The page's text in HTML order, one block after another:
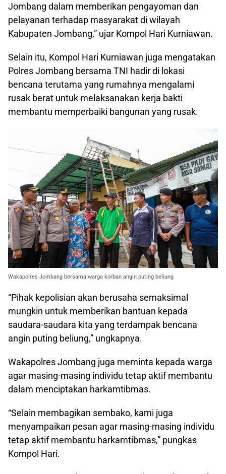
Jombang dalam memberikan pengayoman dan
pelayanan terhadap masyarakat di wilayah
Kabupaten Jombang,” ujar Kompol Hari Kurniawan.
Selain itu, Kompol Hari Kurniawan juga mengatakan
Polres Jombang bersama TNI hadir di lokasi
bencana terutama yang rumahnya mengalami
rusak berat untuk melaksanakan kerja bakti
membantu memperbaiki bangunan yang rusak.
Wakapolres Jombang bersama warga korban angin puting beliung
“Pihak kepolisian akan berusaha semaksimal
mungkin untuk memberikan bantuan kepada
saudara-saudara kita yang terdampak bencana
angin puting beliung,” ungkapnya.
Wakapolres Jombang juga meminta kepada warga
agar masing-masing individu tetap aktif membantu
dalam menciptakan harkamtibmas.
“Selain membagikan sembako, kami juga
menyampaikan pesan agar masing-masing individu
tetap aktif membantu harkamtibmas,” pungkas
Kompol Hari.